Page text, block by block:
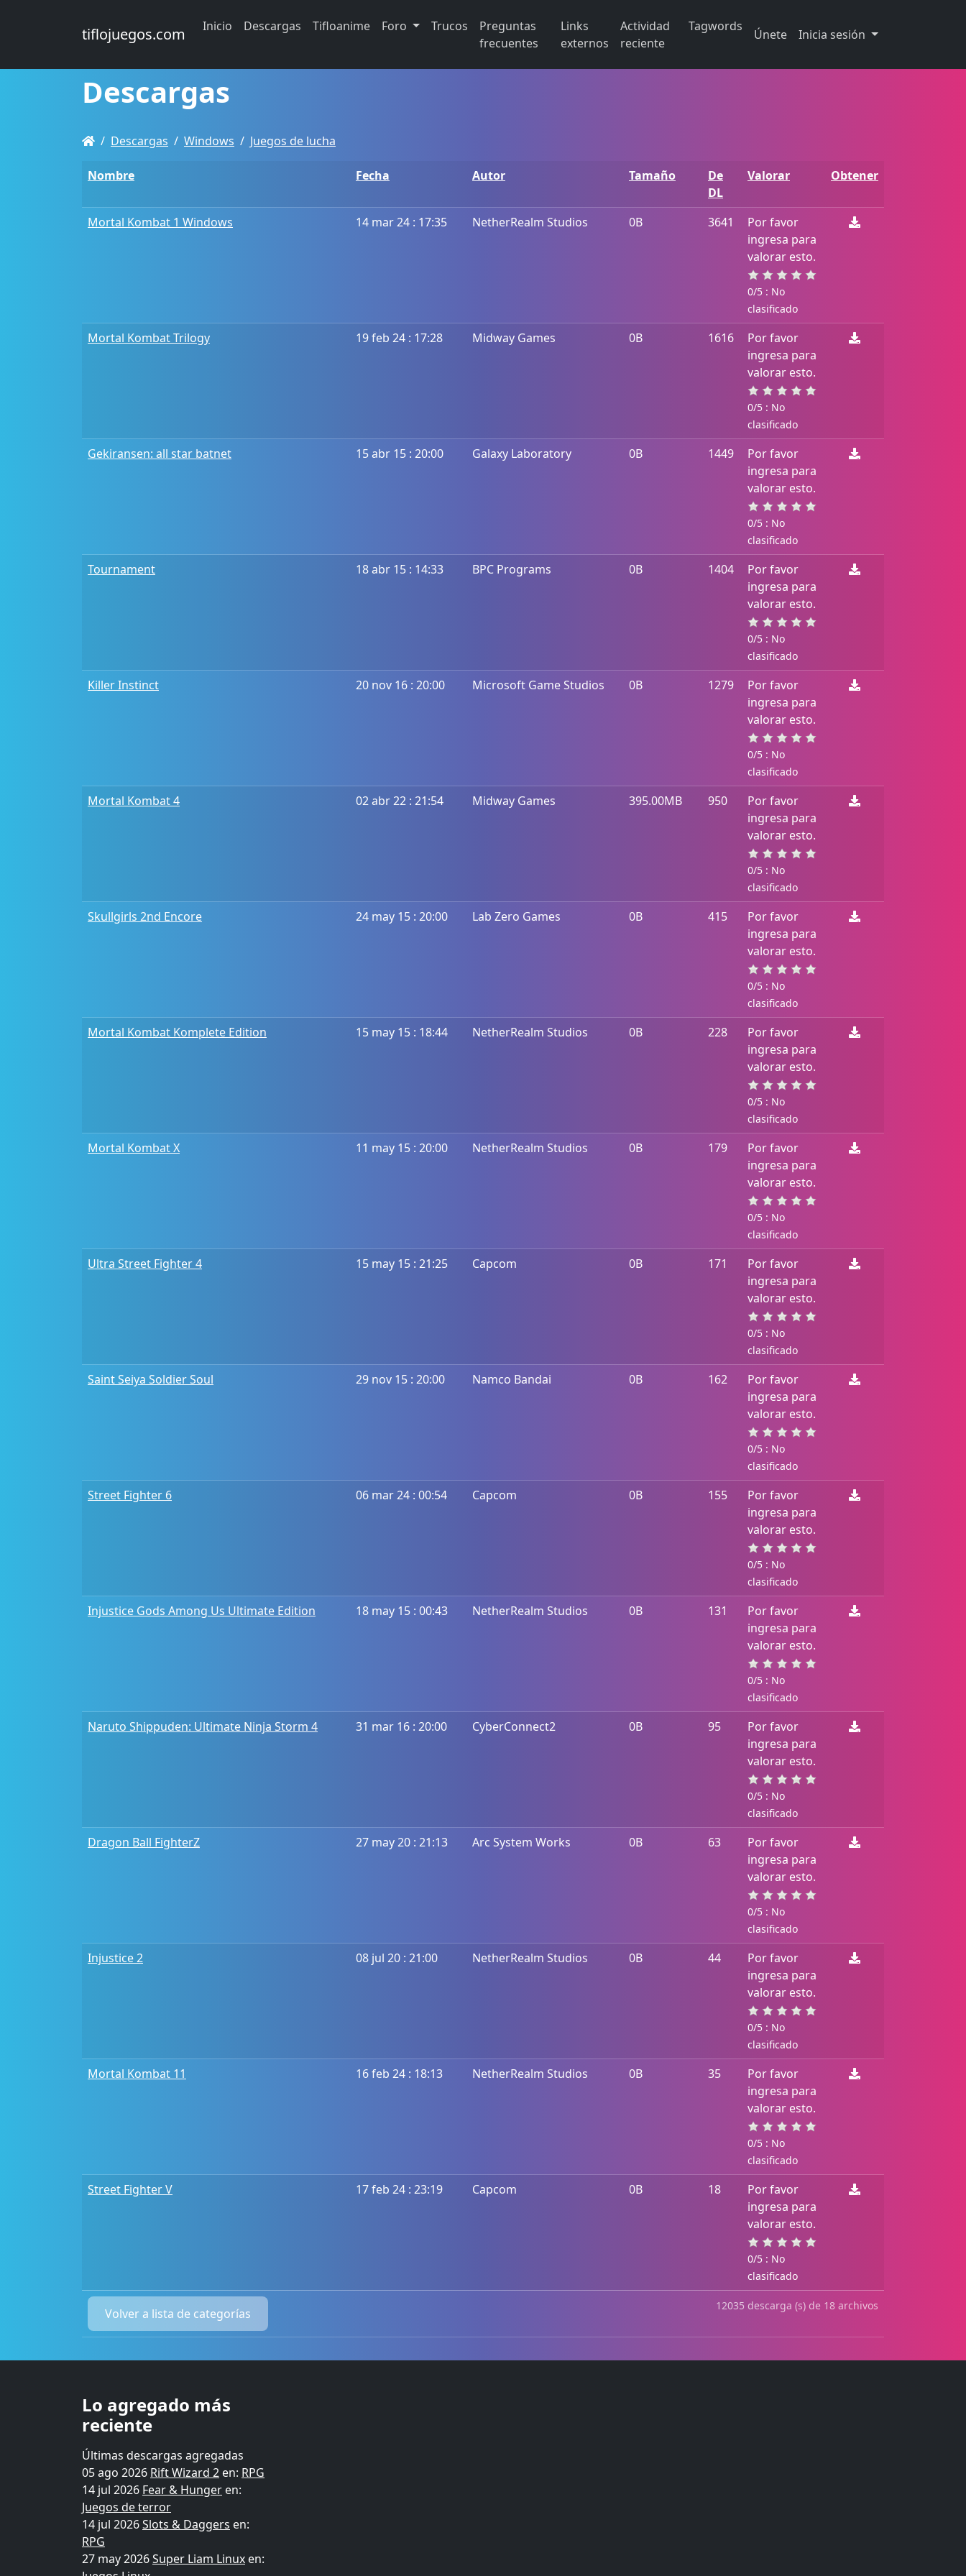
tiflojuegos.com Inicio Descargas Tifloanime Foro Trucos
Preguntas
frecuentes
Links
externos
Actividad
reciente
Tagwords
Únete Inicia sesión
Descargas
Descargas Windows Juegos de lucha
Nombre Fecha Autor Tamaño
De
DL
Valorar Obtener
Mortal Kombat 1 Windows 14 mar 24 : 17:35 NetherRealm Studios 0B 3641
Por favor
ingresa para
valorar esto.
0/5 : No
clasificado
Mortal Kombat Trilogy 19 feb 24 : 17:28 Midway Games 0B 1616
Por favor
ingresa para
valorar esto.
0/5 : No
clasificado
Gekiransen: all star batnet 15 abr 15 : 20:00 Galaxy Laboratory 0B 1449
Por favor
ingresa para
valorar esto.
0/5 : No
clasificado
Tournament 18 abr 15 : 14:33 BPC Programs 0B 1404
Por favor
ingresa para
valorar esto.
0/5 : No
clasificado
Killer Instinct 20 nov 16 : 20:00 Microsoft Game Studios 0B 1279
Por favor
ingresa para
valorar esto.
0/5 : No
clasificado
Mortal Kombat 4 02 abr 22 : 21:54 Midway Games 395.00MB 950
Por favor
ingresa para
valorar esto.
0/5 : No
clasificado
Skullgirls 2nd Encore 24 may 15 : 20:00 Lab Zero Games 0B 415
Por favor
ingresa para
valorar esto.
0/5 : No
clasificado
Mortal Kombat Komplete Edition 15 may 15 : 18:44 NetherRealm Studios 0B 228
Por favor
ingresa para
valorar esto.
0/5 : No
clasificado
Mortal Kombat X 11 may 15 : 20:00 NetherRealm Studios 0B 179
Por favor
ingresa para
valorar esto.
0/5 : No
clasificado
Ultra Street Fighter 4 15 may 15 : 21:25 Capcom 0B 171
Por favor
ingresa para
valorar esto.
0/5 : No
clasificado
Saint Seiya Soldier Soul 29 nov 15 : 20:00 Namco Bandai 0B 162
Por favor
ingresa para
valorar esto.
0/5 : No
clasificado
Street Fighter 6 06 mar 24 : 00:54 Capcom 0B 155
Por favor
ingresa para
valorar esto.
0/5 : No
clasificado
Injustice Gods Among Us Ultimate Edition 18 may 15 : 00:43 NetherRealm Studios 0B 131
Por favor
ingresa para
valorar esto.
0/5 : No
clasificado
Naruto Shippuden: Ultimate Ninja Storm 4 31 mar 16 : 20:00 CyberConnect2 0B 95
Por favor
ingresa para
valorar esto.
0/5 : No
clasificado
Dragon Ball FighterZ 27 may 20 : 21:13 Arc System Works 0B 63
Por favor
ingresa para
valorar esto.
0/5 : No
clasificado
Injustice 2 08 jul 20 : 21:00 NetherRealm Studios 0B 44
Por favor
ingresa para
valorar esto.
0/5 : No
clasificado
Mortal Kombat 11 16 feb 24 : 18:13 NetherRealm Studios 0B 35
Por favor
ingresa para
valorar esto.
0/5 : No
clasificado
Street Fighter V 17 feb 24 : 23:19 Capcom 0B 18
Por favor
ingresa para
valorar esto.
0/5 : No
clasificado
Volver a lista de categorías
12035 descarga (s) de 18 archivos
Lo agregado más
reciente
Últimas descargas agregadas
05 ago 2026 Rift Wizard 2 en: RPG
14 jul 2026 Fear & Hunger en:
Juegos de terror
14 jul 2026Slots & Daggers en:
RPG
27 may 2026Super Liam Linux en: